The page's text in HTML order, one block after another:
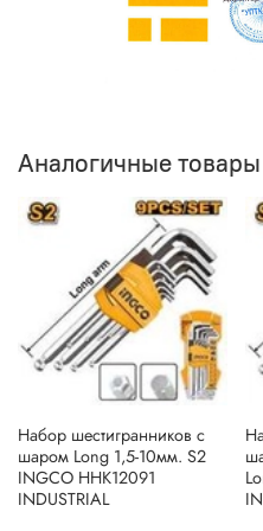
Аналогичные товары
Набор шестигранников с
шаром Long 1,5-10мм. S2
INGCO HHK12091
INDUSTRIAL